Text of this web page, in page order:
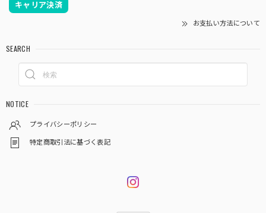
キャリア決済
お支払い方法について
SEARCH
NOTICE
プライバシーポリシー
特定商取引法に基づく表記